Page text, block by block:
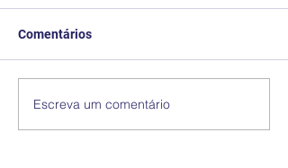
Comentários
Escreva um comentário